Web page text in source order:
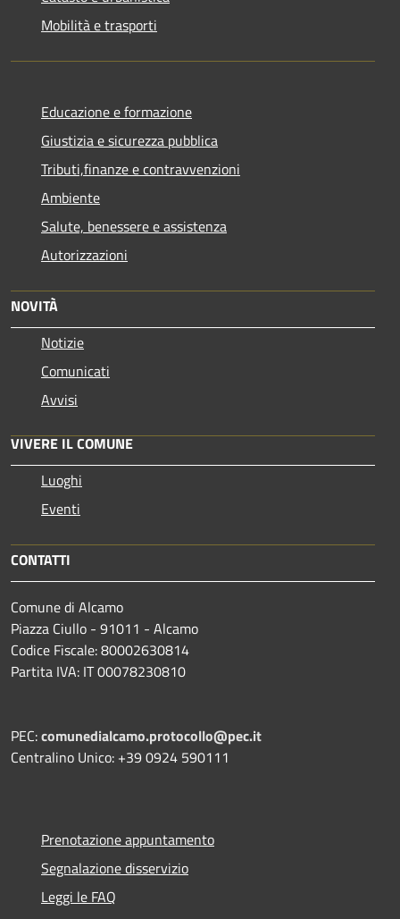
Mobilità e trasporti
Educazione e formazione
Giustizia e sicurezza pubblica
Tributi,finanze e contravvenzioni
Ambiente
Salute, benessere e assistenza
Autorizzazioni
NOVITÀ
Notizie
Comunicati
Avvisi
VIVERE IL COMUNE
Luoghi
Eventi
CONTATTI
Comune di Alcamo
Piazza Ciullo - 91011 - Alcamo
Codice Fiscale: 80002630814
Partita IVA: IT 00078230810
PEC:comunedialcamo.protocollo@pec.it
Centralino Unico: +39 0924 590111
Prenotazione appuntamento
Segnalazione disservizio
Leggi le FAQ